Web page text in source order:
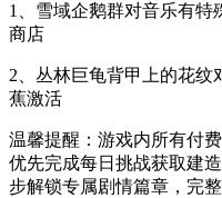
1、雪域企鹅群对音乐有
商店
2、丛林巨龟背甲上的花纹
蕉激活
温馨提醒：游戏内所有付
优先完成每日挑战获取建
步解锁专属剧情篇章，完